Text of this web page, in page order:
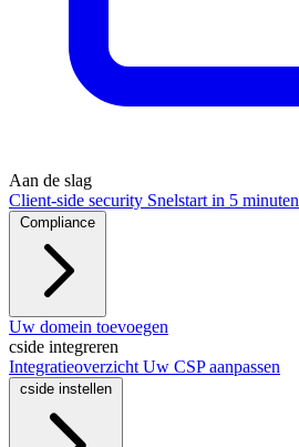
Aan de slag
Client-side security Snelstart in 5 minuten
Compliance
PCI DSS / PCI Shield
Uw domein toevoegen
cside integreren
Integratieoverzicht Uw CSP aanpassen
cside instellen